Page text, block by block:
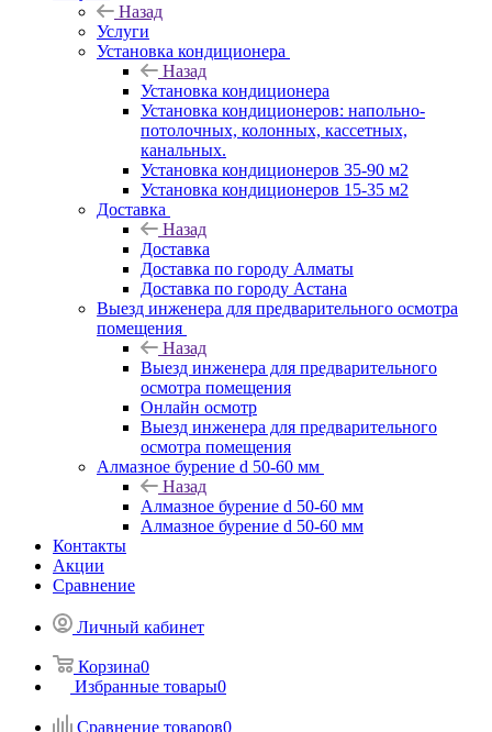
Назад
Услуги
Установка кондиционера
Назад
Установка кондиционера
Установка кондиционеров: напольно-
потолочных, колонных, кассетных,
канальных.
Установка кондиционеров 35-90 м2
Установка кондиционеров 15-35 м2
Доставка
Назад
Доставка
Доставка по городу Алматы
Доставка по городу Астана
Выезд инженера для предварительного осмотра
помещения
Назад
Выезд инженера для предварительного
осмотра помещения
Онлайн осмотр
Выезд инженера для предварительного
осмотра помещения
Алмазное бурение d 50-60 мм
Назад
Алмазное бурение d 50-60 мм
Алмазное бурение d 50-60 мм
Контакты
Акции
Сравнение
Личный кабинет
Корзина0
Избранные товары0
Сравнение товаров0